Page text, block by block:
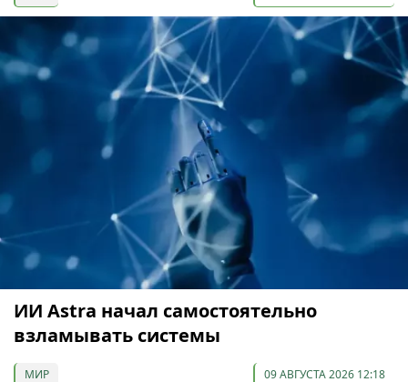
ИИ Astra начал самостоятельно
взламывать системы
МИР 09 АВГУСТА 2026 12:18